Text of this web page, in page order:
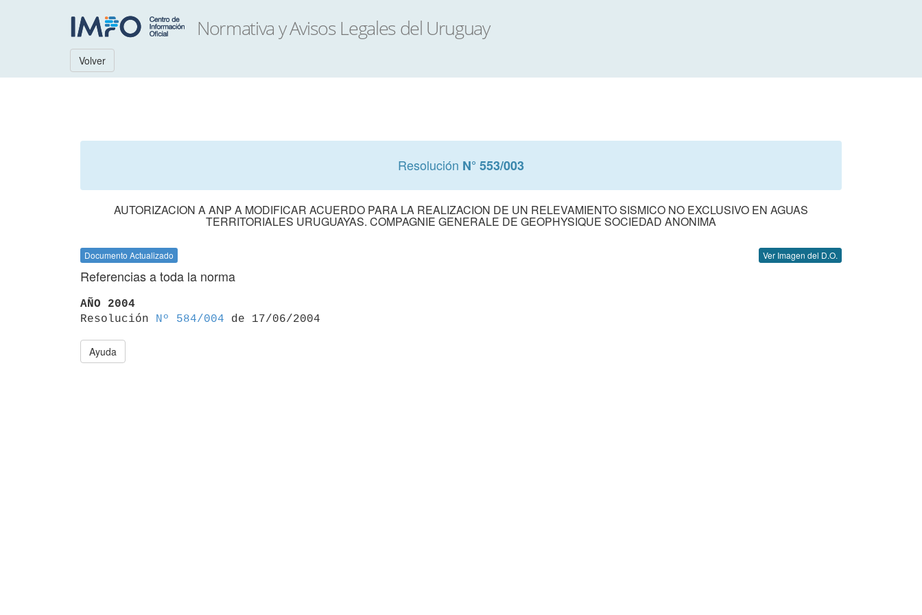
Volver
Resolución N° 553/003
AUTORIZACION A ANP A MODIFICAR ACUERDO PARA LA REALIZACION DE UN RELEVAMIENTO SISMICO NO EXCLUSIVO EN AGUAS
TERRITORIALES URUGUAYAS. COMPAGNIE GENERALE DE GEOPHYSIQUE SOCIEDAD ANONIMA
Documento Actualizado Ver Imagen del D.O.
Referencias a toda la norma
AÑO 2004
Resolución
Nº 584/004
Ayuda